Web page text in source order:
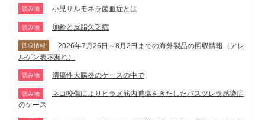
読み物 小児サルモネラ菌血症とは
読み物 加齢と皮脂欠乏症
回収情報
2026年7月26日～8月2日までの海外製品の回収情報（アレ
ルゲン表示漏れ）
読み物 潰瘍性大腸炎のケースの中で
読み物
ネコ咬傷によりヒラメ筋内膿瘍をきたしたパスツレラ感染症
のケース